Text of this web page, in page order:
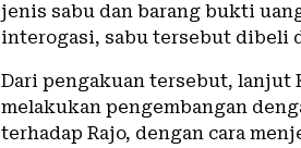
jenis sabu dan barang bukti
interogasi, sabu tersebut dibeli
Dari pengakuan tersebut, lanjut
melakukan pengembangan
terhadap Rajo, dengan cara